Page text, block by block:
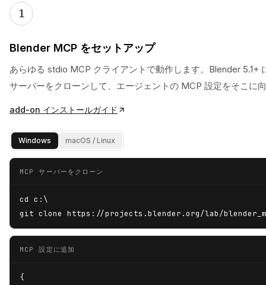
1
Blender MCP をセットアップ
あらゆる stdio MCP クライアントで動作します。Blender 5.1+
サーバーをクローンして、エージェントの MCP 設定をそこに
add-on インストールガイド
Windows macOS / Linux
MCP サーバーをクローン
cd c:\
git clone https://projects.blender.org/lab/
MCP 設定に追加
{